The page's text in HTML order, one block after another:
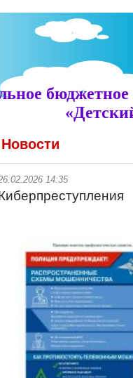
бюджетное
Новости
14:35